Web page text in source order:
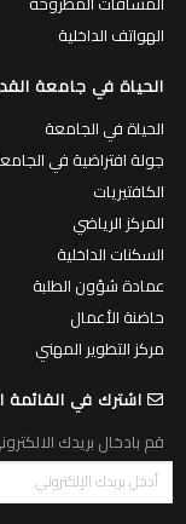
الهواتف الداخلية
الحياة في جامعة
الحياة في الجامعة
جولة افتراضية في
الكافتيريات
المركز الرياضي
السكنات الداخلية
عمادة شؤون الطلبة
حاضنة الأعمال
مركز التطوير المهني
اشترك في القائمة
قم بادخال بريدك